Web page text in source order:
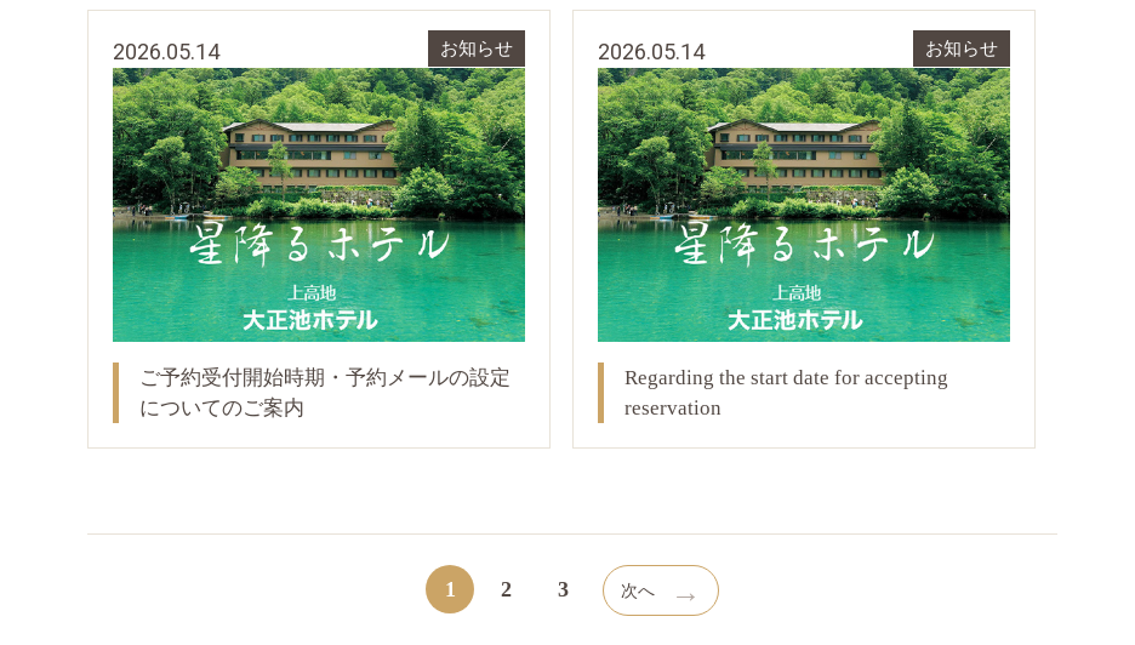
2026.05.14 お知らせ
ご予約受付開始時期・予約メールの設定
についてのご案内
2026.05.14 お知らせ
Regarding the start date for accepting
reservation
1 2 3 次へ →